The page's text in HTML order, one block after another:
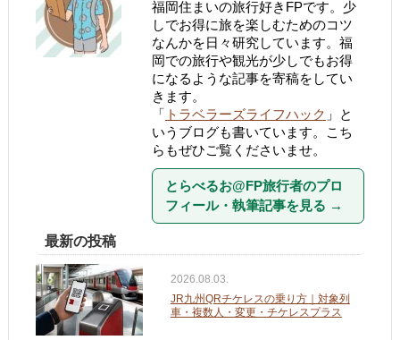
福岡住まいの旅行好きFPです。少
しでお得に旅を楽しむためのコツ
なんかを日々研究しています。福
岡での旅行や観光が少しでもお得
になるような記事を寄稿をしてい
きます。
「 トラベラーズライフハック 」と
いうブログも書いています。こち
らもぜひご覧くださいませ。
とらべるお@FP旅行者のプロ
フィール・執筆記事を見る →
最新の投稿
2026.08.03.
JR九州QRチケレスの乗り方｜対象列
車・複数人・変更・チケレスプラス